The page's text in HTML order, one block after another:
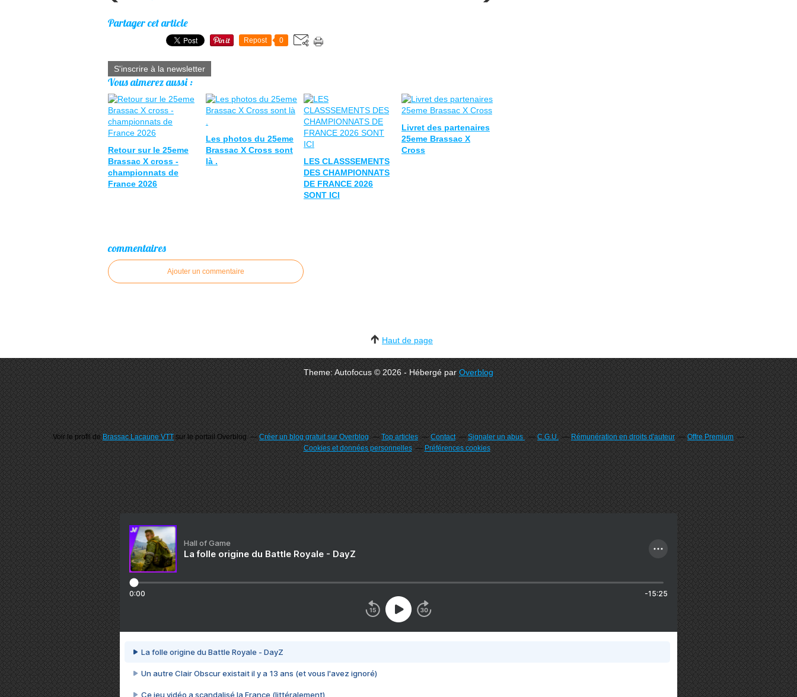
Partager cet article
Repost 0
S'inscrire à la newsletter
Vous aimerez aussi :
Retour sur le 25eme
Brassac X cross -
championnats de
France 2026
Les photos du 25eme
Brassac X Cross sont
là .
LES CLASSSEMENTS
DES CHAMPIONNATS
DE FRANCE 2026
SONT ICI
Livret des partenaires
25eme Brassac X
Cross
commentaires
Ajouter un commentaire
Haut de page
Theme: Autofocus © 2026 - Hébergé parOverblog
Voir le profil deBrassac Lacaune VTTsur le portail Overblog Créer un blog gratuit sur Overblog Top articles Contact Signaler un abus C.G.U. Rémunération en droits d'auteur
Offre Premium
Cookies et données personnelles
Préférences cookies
Hall of Game
La folle origine du Battle Royale - DayZ
0:00 -15:25
La folle origine du Battle Royale - DayZ
Un autre Clair Obscur existait il y a 13 ans (et vous l'avez ignoré)
Ce jeu vidéo a scandalisé la France (littéralement)